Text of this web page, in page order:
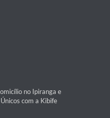
no Ipiranga e
com a Kibife